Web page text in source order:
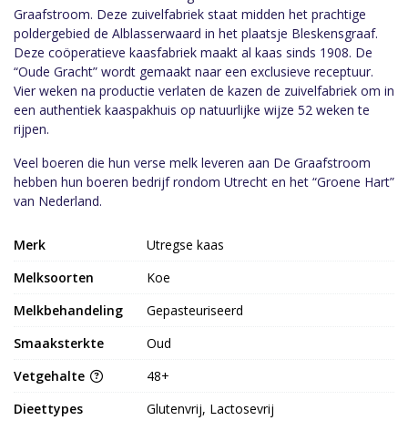
Graafstroom. Deze zuivelfabriek staat midden het prachtige
poldergebied de Alblasserwaard in het plaatsje Bleskensgraaf.
Deze coöperatieve kaasfabriek maakt al kaas sinds 1908. De
“Oude Gracht” wordt gemaakt naar een exclusieve receptuur.
Vier weken na productie verlaten de kazen de zuivelfabriek om in
een authentiek kaaspakhuis op natuurlijke wijze 52 weken te
rijpen.
Veel boeren die hun verse melk leveren aan De Graafstroom
hebben hun boeren bedrijf rondom Utrecht en het “Groene Hart”
van Nederland.
Merk
Utregse kaas
Melksoorten
Koe
Melkbehandeling
Gepasteuriseerd
Smaaksterkte
Oud
Vetgehalte
48+
Dieettypes
Glutenvrij, Lactosevrij